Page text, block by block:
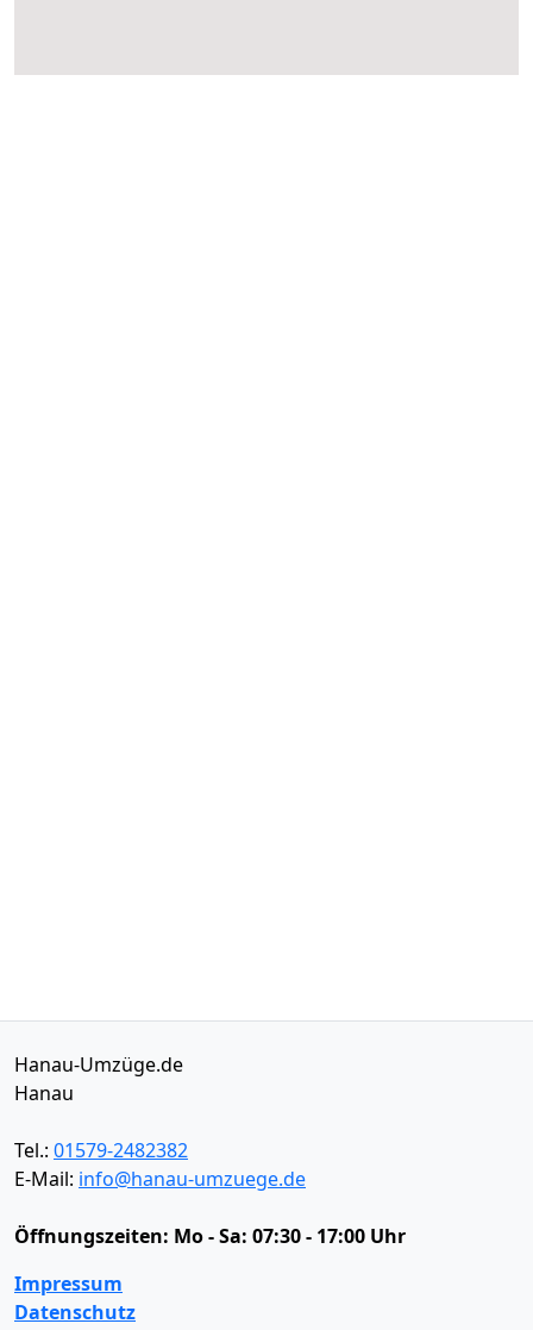
Hanau-Umzüge.de
Hanau
Tel.: 01579-2482382
E-Mail: info@hanau-umzuege.de
Öffnungszeiten: Mo - Sa: 07:30 - 17:00 Uhr
Impressum
Datenschutz